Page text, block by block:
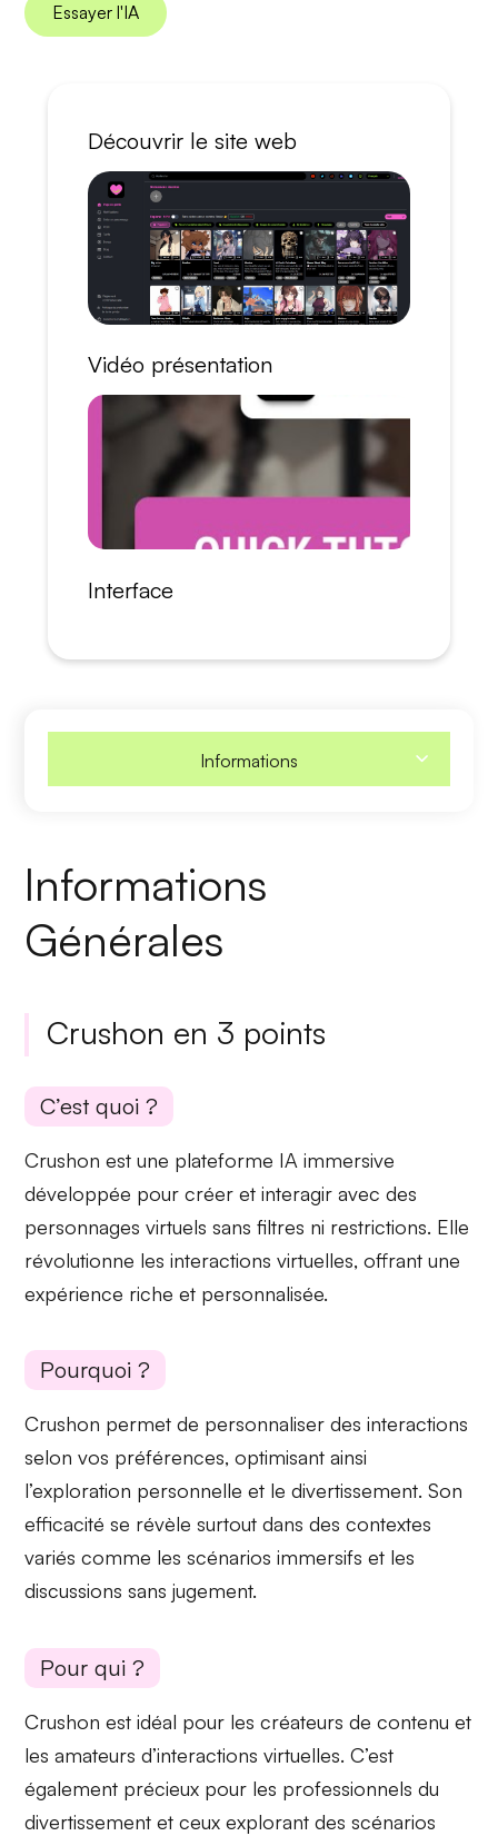
Essayer l'IA
Découvrir le site web
Vidéo présentation
Interface
Informations
Informations
Générales
Crushon en 3 points
C’est quoi ?
Crushon est une plateforme IA immersive
développée pour créer et interagir avec des
personnages virtuels sans filtres ni restrictions. Elle
révolutionne lesinteractions virtuelles, offrant une
expérience riche et personnalisée.
Pourquoi ?
Crushon permet de personnaliser des interactions
selon vos préférences, optimisant ainsi
l’exploration personnelle et ledivertissement. Son
efficacité se révèle surtout dans des contextes
variés comme les scénarios immersifs et les
discussions sans jugement.
Pour qui ?
Crushon est idéal pour lescréateurs de contenu et
les amateurs d’interactions virtuelles. C’est
également précieux pour les professionnels du
divertissement et ceux explorant desscénarios